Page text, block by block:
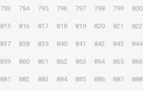
793 794 795 796 797 798 799 800
815 816 817 818 819 820 821 822
837 838 839 840 841 842 843 844
859 860 861 862 863 864 865 866
881 882 883 884 885 886 887 888